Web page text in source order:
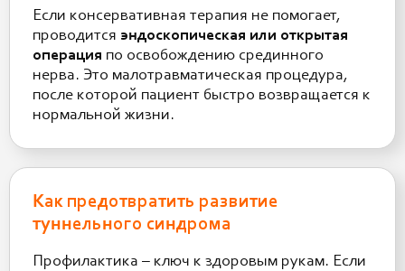
Если консервативная терапия не помогает,
проводится эндоскопическая или открытая
операция по освобождению срединного
нерва. Это малотравматическая процедура,
после которой пациент быстро возвращается к
нормальной жизни.
Как предотвратить развитие
туннельного синдрома
Профилактика – ключ к здоровым рукам. Если